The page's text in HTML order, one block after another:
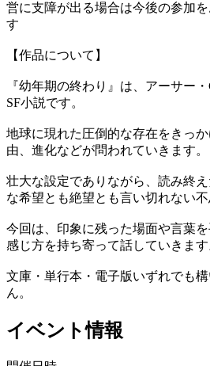
営に支障が出る場合は今後の参加
す
【作品について】
『幼年期の終わり』は、アーサー
SF小説です。
地球に現れた圧倒的な存在をきっ
由、進化などが問われていきます。
壮大な設定でありながら、読み終
な希望とも絶望とも言い切れない不
今回は、印象に残った場面や言葉
感じ方を持ち寄って話していきます
文庫・単行本・電子版いずれでも
ん。
イベント情報